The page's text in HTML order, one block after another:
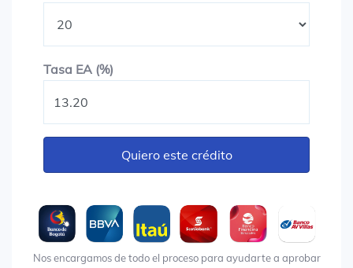
Tasa EA (%)
Quiero este crédito
Nos encargamos de todo el proceso para ayudarte a aprobar